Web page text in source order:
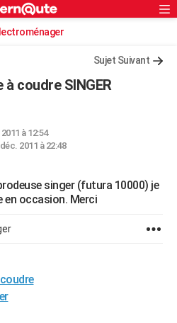
Sujet Suivant
coudre SINGER
à 12:54
2011 à 22:48
singer (futura 10000) je
en occasion. Merci